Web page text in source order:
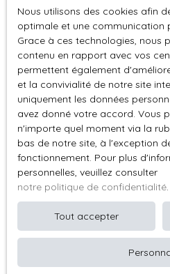
+33 1 39 76 18
3 Bis rue du
78110 Le Vésinet
Nous utilisons des cookies afin
optimale et une communication
Grace à ces technologies, nous
contenu en rapport avec vos
permettent également
et la convivialité de notre site
uniquement les données
avez donné votre accord. Vous
n'importe quel moment via la
bas de notre site, à l'exception
fonctionnement. Pour plus
personnelles, veuillez consulter
notre politique de confidentialité.
Tout accepter